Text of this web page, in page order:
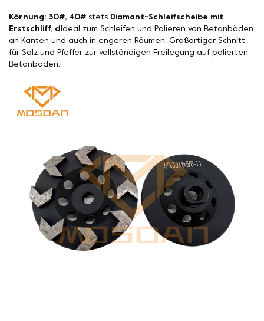
Körnung: 30#, 40# stets Diamant-Schleifscheibe mit
Erstschliff, d Ideal zum Schleifen und Polieren von Betonböden
an Kanten und auch in engeren Räumen. Großartiger Schnitt
für Salz und Pfeffer zur vollständigen Freilegung auf polierten
Betonböden.